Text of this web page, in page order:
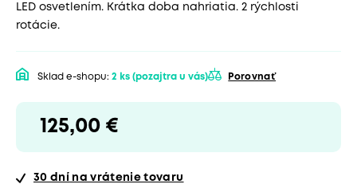
LED osvetlením. Krátka doba nahriatia. 2 rýchlosti
rotácie.
Sklad e-shopu: 2 ks (pozajtra u vás) Porovnať
125,00 €
30 dní na vrátenie tovaru